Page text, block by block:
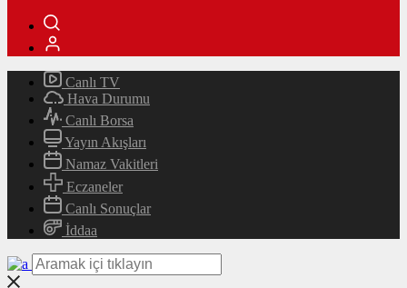
Canlı TV
Hava Durumu
Canlı Borsa
Yayın Akışları
Namaz Vakitleri
Eczaneler
Canlı Sonuçlar
İddaa